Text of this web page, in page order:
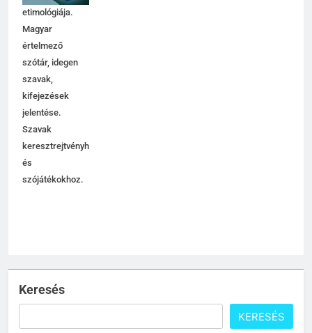
etimológiája.
Magyar
értelmező
szótár, idegen
szavak,
kifejezések
jelentése.
Szavak
keresztrejtvényhez
és
szójátékokhoz.
Keresés
KERESÉS
7
8
2